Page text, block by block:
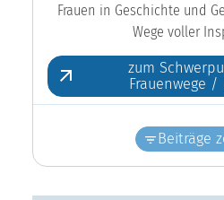
Frauen in Geschichte und
Wege voller
zum
Frauenwege
Beiträge